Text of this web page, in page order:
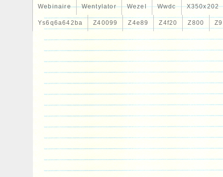
Webinaire Wentylator Wezel Wwdc X350x202
Ys6q6a642ba Z40099 Z4e89 Z4f20 Z800